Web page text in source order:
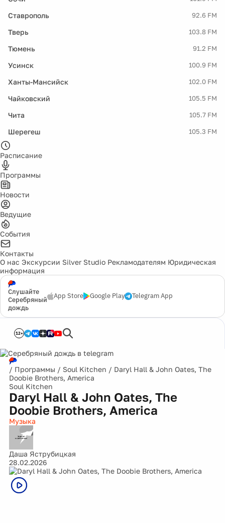
Ставрополь 92.6 FM
Тверь 103.8 FM
Тюмень 91.2 FM
Усинск 100.9 FM
Ханты-Мансийск 102.0 FM
Чайковский 105.5 FM
Чита 105.7 FM
Шерегеш 105.3 FM
Расписание
Программы
Новости
Ведущие
События
Контакты
О нас Экскурсии Silver Studio Рекламодателям Юридическая
информация
Слушайте
Серебряный
дождь
App Store Google Play Telegram App
12+
/ Программы / Soul Kitchen / Daryl Hall & John Oates, The
Doobie Brothers, America
Soul Kitchen
Daryl Hall & John Oates, The
Doobie Brothers, America
Музыка
Даша Яструбицкая
28.02.2026